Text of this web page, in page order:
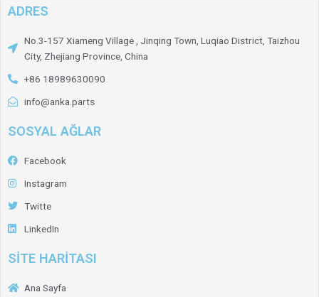
ADRES
No.3-157 Xiameng Village , Jinqing Town, Luqiao District, Taizhou
City, Zhejiang Province, China
+86 18989630090
info@anka.parts
SOSYAL AĞLAR
Facebook
Instagram
Twitte
LinkedIn
SİTE HARİTASI
Ana Sayfa